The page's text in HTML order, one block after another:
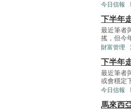
今日信報
下半年
最近筆者
搖，但今
財富管理
下半年
最近筆者
或會穩定
今日信報
馬來西